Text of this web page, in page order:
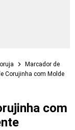
Marcador de
Corujinha com Molde
com